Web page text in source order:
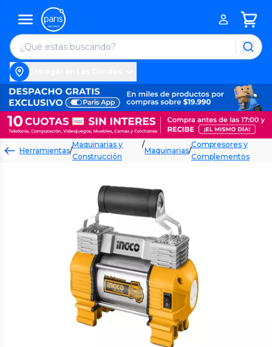
Herramientas/
Maquinarias y
Construcción
/
Maquinarias/
Compresores y
Complementos